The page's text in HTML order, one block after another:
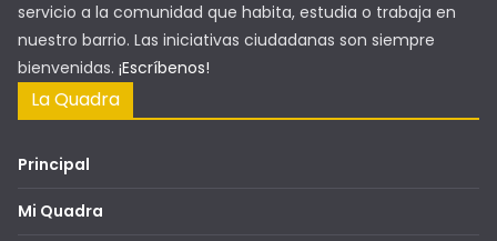
servicio a la comunidad que habita, estudia o trabaja en
nuestro barrio. Las iniciativas ciudadanas son siempre
bienvenidas. ¡Escríbenos!
La Quadra
Principal
Mi Quadra